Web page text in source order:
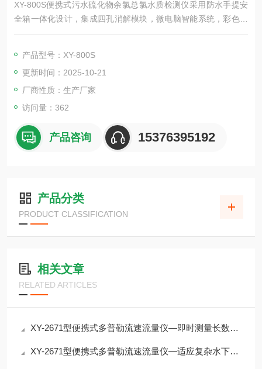
XY-800S便携式污水硫化物余氯总氯水质检测仪采用防水手提安
全箱一体化设计，集成四孔消解模块，微电脑智能系统，彩色液
晶触摸屏，进口光源，进口检测传感器，内置高容量锂电池，仪
产品型号：XY-800S
更新时间：2025-10-21
厂商性质：生产厂家
访问量：362
产品咨询 15376395192
产品分类
PRODUCT CLASSIFICATION
相关文章
RELATED ARTICLES
XY-2671型便携式多普勒流速流量仪—即时测量长数据积累的可靠伙伴
XY-2671型便携式多普勒流速流量仪—适应复杂水下环境的流量测量方案